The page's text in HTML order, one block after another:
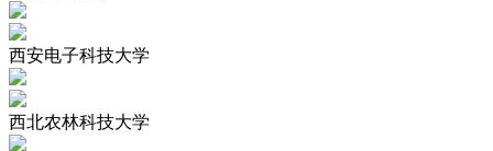
西安电子科技大学
西北农林科技大学